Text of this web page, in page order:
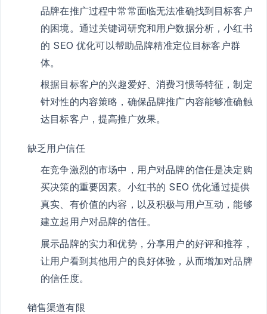
品牌在推广过程中常常面临无法准确找到目标客户
的困境。通过关键词研究和用户数据分析，小红书
的 SEO 优化可以帮助品牌精准定位目标客户群
体。
根据目标客户的兴趣爱好、消费习惯等特征，制定
针对性的内容策略，确保品牌推广内容能够准确触
达目标客户，提高推广效果。
缺乏用户信任
在竞争激烈的市场中，用户对品牌的信任是决定购
买决策的重要因素。小红书的 SEO 优化通过提供
真实、有价值的内容，以及积极与用户互动，能够
建立起用户对品牌的信任。
展示品牌的实力和优势，分享用户的好评和推荐，
让用户看到其他用户的良好体验，从而增加对品牌
的信任度。
销售渠道有限